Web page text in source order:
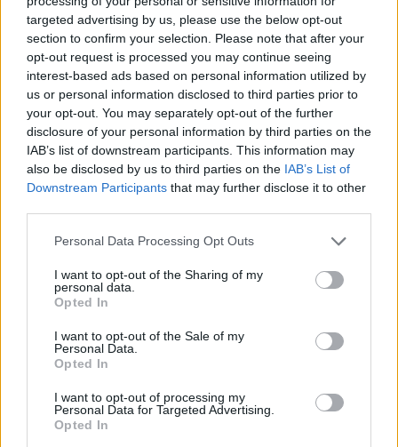
targeted advertising by us, please use the below opt-out
section to confirm your selection. Please note that after your
opt-out request is processed you may continue seeing
interest-based ads based on personal information utilized by
us or personal information disclosed to third parties prior to
your opt-out. You may separately opt-out of the further
disclosure of your personal information by third parties on the
IAB’s list of downstream participants. This information may
also be disclosed by us to third parties on the IAB’s List of
Downstream Participants that may further disclose it to other
Personal Data Processing Opt Outs
I want to opt-out of the Sharing of my
personal data.
Opted In
I want to opt-out of the Sale of my
Personal Data.
Opted In
I want to opt-out of processing my
Personal Data for Targeted Advertising.
Opted In
Suolikaasun tuoksu levisi Spider-Man -
näytöksessä – yleisö poistui paikalta
Maailman eniten matkustaneet valitsivat
suosikkikohteensa – yllättävä voittaja
Viihdeuutiset
30.11.2017, 13:00